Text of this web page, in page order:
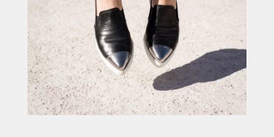
RECHERCHE
ARCHIVES